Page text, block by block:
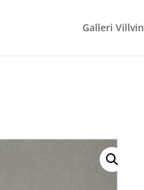
Galleri Villvin